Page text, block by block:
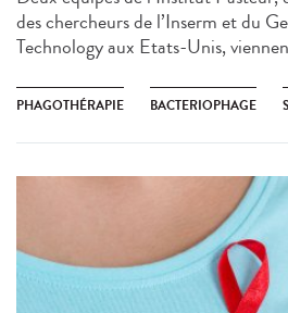
des chercheurs de l’Inserm et du
Technology aux Etats-Unis,
PHAGOTHÉRAPIE BACTERIOPHAGE